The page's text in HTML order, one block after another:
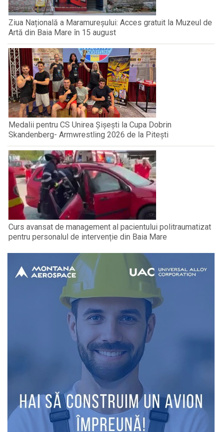
Ziua Națională a Maramureșului: Acces gratuit la Muzeul de
Artă din Baia Mare în 15 august
Medalii pentru CS Unirea Șișești la Cupa Dobrin
Skandenberg- Armwrestling 2026 de la Pitești
Curs avansat de management al pacientului politraumatizat
pentru personalul de intervenție din Baia Mare